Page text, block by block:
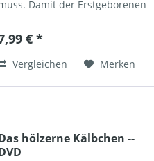
Damit der Erstgeborenen
gleichen Zeit geborenen Sohn...
€ *
Vergleichen Merken
hölzerne Kälbchen --